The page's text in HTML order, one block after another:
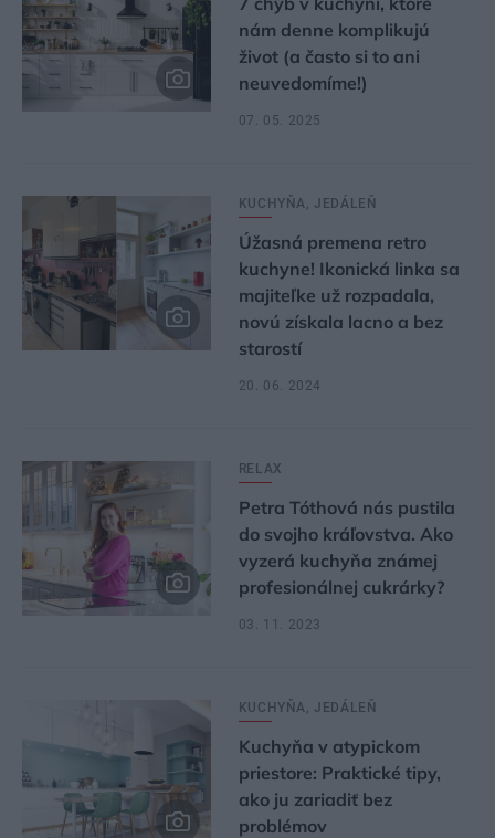
nám denne komplikujú
život (a často si to ani
neuvedomíme!)
07. 05. 2025
KUCHYŇA, JEDÁLEŇ
Úžasná premena retro
kuchyne! Ikonická linka sa
majiteľke už rozpadala,
novú získala lacno a bez
starostí
20. 06. 2024
RELAX
Petra Tóthová nás pustila
do svojho kráľovstva. Ako
vyzerá kuchyňa známej
profesionálnej cukrárky?
03. 11. 2023
KUCHYŇA, JEDÁLEŇ
Kuchyňa v atypickom
priestore: Praktické tipy,
ako ju zariadiť bez
problémov